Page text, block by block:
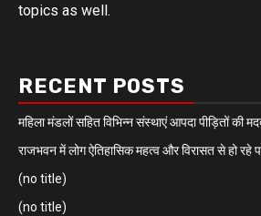
topics as well.
RECENT POSTS
महिला मंडलों सहित विभिन्न संस्थाएं आपदा पीड़ितों की
राजभवन में लोग ऐतिहासिक महत्व और विरासत से हो रहे
(no title)
(no title)